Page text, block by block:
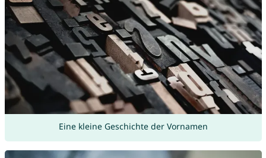
Eine kleine Geschichte der Vornamen